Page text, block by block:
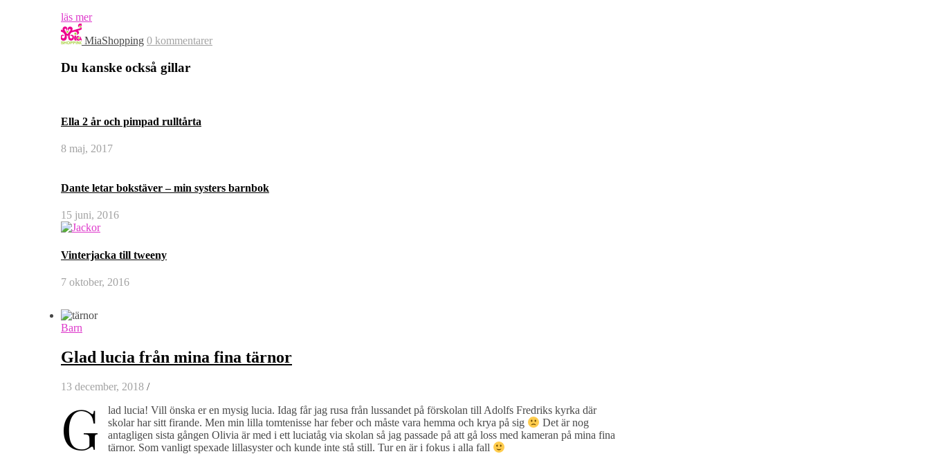
läs mer
MiaShopping 0 kommentarer
Du kanske också gillar
Ella 2 år och pimpad rulltårta
8 maj, 2017
Dante letar bokstäver – min systers barnbok
15 juni, 2016
Vinterjacka till tweeny
7 oktober, 2016
Barn
Glad lucia från mina fina tärnor
13 december, 2018 /
G
lad lucia! Vill önska er en mysig lucia. Idag får jag rusa från lussandet på förskolan till Adolfs Fredriks kyrka där
skolar har sitt firande. Men min lilla tomtenisse har feber och måste vara hemma och krya på sig
Det är nog
antagligen sista gången Olivia är med i ett luciatåg via skolan så jag passade på att gå loss med kameran på mina fina
tärnor. Som vanligt spexade lillasyster och kunde inte stå still. Tur en är i fokus i alla fall